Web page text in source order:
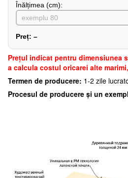
Înălțimea (cm):
Preț: –
Preţul indicat pentru dimensiunea
a calcula costul oricarei alte
Termen de producere: 1-2 zile
Procesul de producere și un